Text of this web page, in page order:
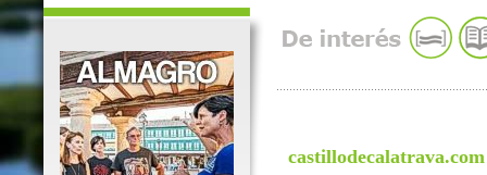
castillodecalatrava.com